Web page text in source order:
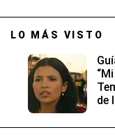
LO MÁS VISTO
de